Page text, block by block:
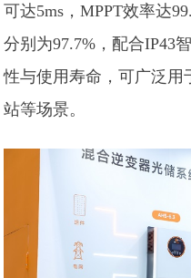
可达5ms，MPPT效率达
分别为97.7%，配合IP43
性与使用寿命，可广泛用
站等场景。